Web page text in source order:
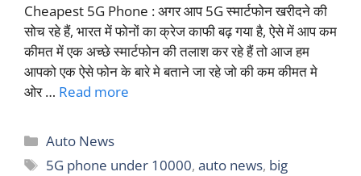
Cheapest 5G Phone : अगर आप 5G स्मार्टफोन खरीदने की
सोच रहे हैं, भारत में फोनों का क्रेज काफी बढ़ गया है, ऐसे में आप कम
कीमत में एक अच्छे स्मार्टफोन की तलाश कर रहे हैं तो आज हम
आपको एक ऐसे फोन के बारे मे बताने जा रहे जो की कम कीमत मे
ओर … Read more
Categories
Auto News
Tags
5G phone under 10000,auto news, big